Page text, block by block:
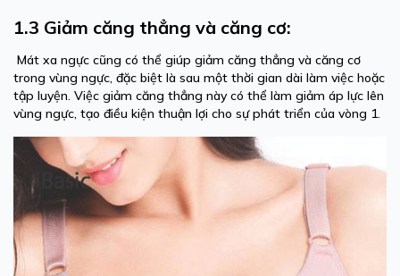
1.3 Giảm căng thẳng và căng cơ:
Mát xa ngực cũng có thể giúp giảm căng thẳng và căng cơ
trong vùng ngực, đặc biệt là sau một thời gian dài làm việc hoặc
tập luyện. Việc giảm căng thẳng này có thể làm giảm áp lực lên
vùng ngực, tạo điều kiện thuận lợi cho sự phát triển của vòng 1.